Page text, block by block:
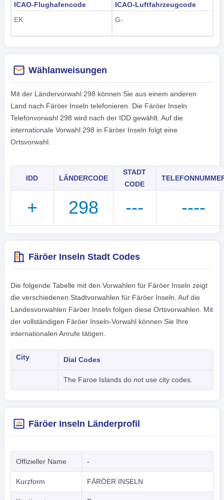
ICAO-Flughafencode
EK
ICAO-Luftfahrzeugcode
G-
Wählanweisungen
Mit der Ländervorwahl 298 können Sie aus einem anderen
Land nach Färöer Inseln telefonieren. Die Färöer Inseln
Telefonvorwahl 298 wird nach der IDD gewählt. Auf die
internationale Vorwahl 298 in Färöer Inseln folgt eine
Ortsvorwahl.
IDD LÄNDERCODE
STADT
CODE
+ 298 --- ----
Färöer Inseln Stadt Codes
Die folgende Tabelle mit den Vorwahlen für Färöer Inseln zeigt
die verschiedenen Stadtvorwahlen für Färöer Inseln. Auf die
Landesvorwahlen Färöer Inseln folgen diese Ortsvorwahlen. Mit
der vollständigen Färöer Inseln-Vorwahl können Sie Ihre
internationalen Anrufe tätigen.
City Dial Codes
The Faroe Islands do not use city codes.
Färöer Inseln Länderprofil
Offizieller Name -
Kurzform FÄRÖER INSELN